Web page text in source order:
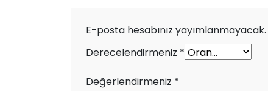
E-posta hesabınız yayımlanmayacak.
Derecelendirmeniz *
Değerlendirmeniz *